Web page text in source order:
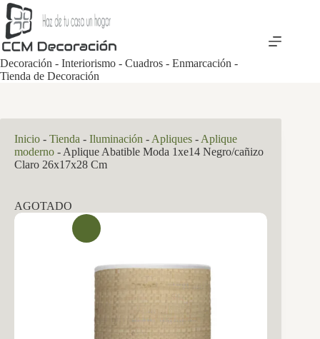
Saltar
al
contenido
Decoración - Interiorismo - Cuadros - Enmarcación -
Tienda de Decoración
Inicio - Tienda - Iluminación - Apliques - Aplique
moderno - Aplique Abatible Moda 1xe14 Negro/cañizo
Claro 26x17x28 Cm
AGOTADO